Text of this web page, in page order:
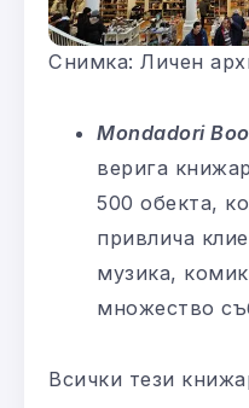
Снимка: Личен
Mondadori
верига
500 обекта,
привлича
музика,
множество
Всички тези